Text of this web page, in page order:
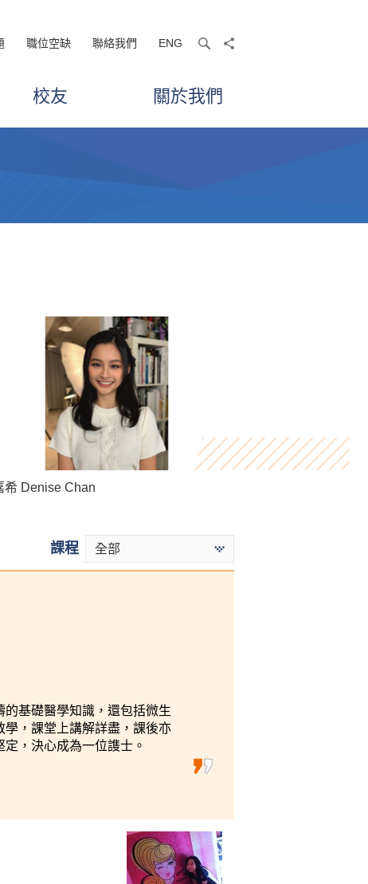
職位空缺 聯絡我們 ENG searchshare
校友 關於我們
盈 Tse Hoi Ying
希 Denise Chan
喬 Ho Yat Kiu
課程 全部
基礎醫學知識，還包括微生
，課堂上講解詳盡，課後亦
，決心成為一位謢士。